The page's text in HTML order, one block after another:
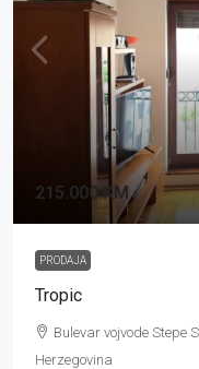
215.000 KM
PRODAJA
Tropic
Bulevar vojvode Stepe
Herzegovina